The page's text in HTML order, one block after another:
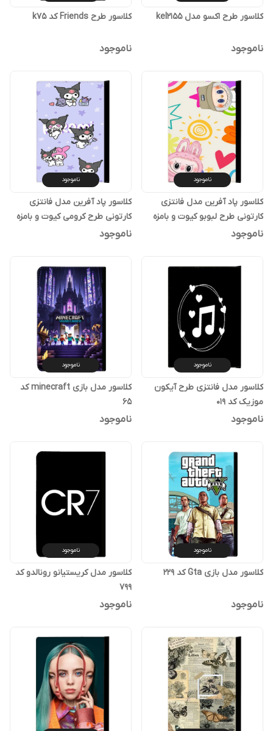
کلاسور طرح اکسو مدل kel2155
ناموجود
کلاسور طرح Friends کد k75
ناموجود
ناموجود
کلاسور پاد آفرین مدل فانتزی
کارتونی طرح لبوبو کیوت و بامزه
ترند کد p93
ناموجود
ناموجود
کلاسور پاد آفرین مدل فانتزی
کارتونی طرح کرومی کیوت و بامزه
ترند کد p118
ناموجود
ناموجود
کلاسور مدل فانتزی طرح آیکون
موزیک کد 019
ناموجود
ناموجود
کلاسور مدل بازی minecraft کد
65
ناموجود
ناموجود
کلاسور مدل بازی Gta کد 229
ناموجود
ناموجود
کلاسور مدل کریستیانو رونالدو کد
799
ناموجود